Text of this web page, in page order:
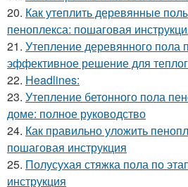
20. Как утеплить деревянные
пеноплекса: пошаговая
21. Утепление деревянного пола
эффективное решение для
22. Headlines:
23. Утепление бетонного пола
доме: полное руководство
24. Как правильно уложить
пошаговая инструкция
25. Полусухая стяжка пола по
инструкция